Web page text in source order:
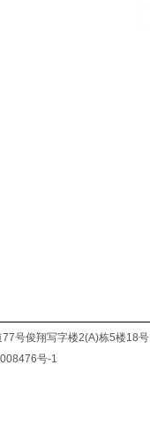
号俊翔写字楼2(A)栋5楼18号
号-1